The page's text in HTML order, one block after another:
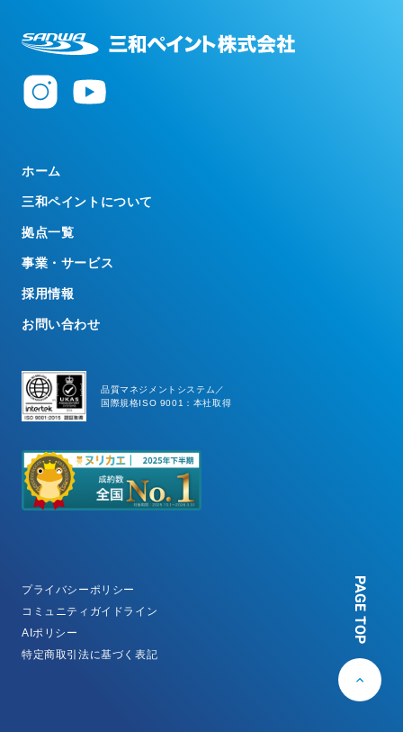
ホーム
三和ペイントについて
拠点一覧
事業・サービス
採用情報
お問い合わせ
品質マネジメントシステム／
国際規格ISO 9001：本社取得
プライバシーポリシー
コミュニティガイドライン
AIポリシー
特定商取引法に基づく表記
PAGE TOP